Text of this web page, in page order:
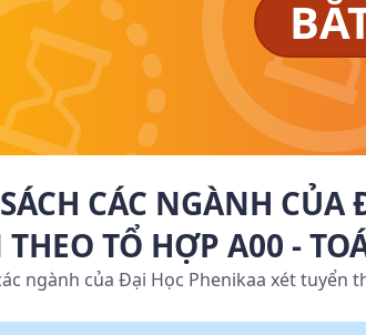
CÁC NGÀNH
THEO TỔ HỢP A00 -
ngành của Đại Học Phenikaa xét tuyển